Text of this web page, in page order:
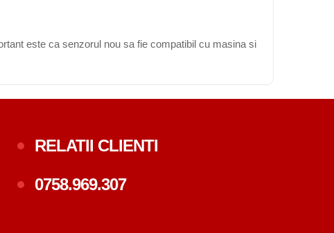
este ca senzorul nou sa fie compatibil cu masina si
RELATII CLIENTI
0758.969.307